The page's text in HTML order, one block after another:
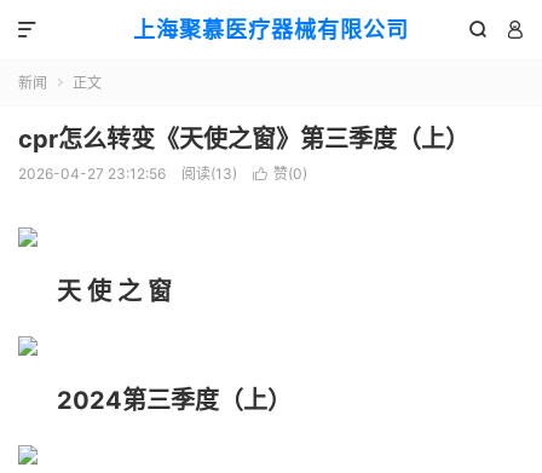
上海聚慕医疗器械有限公司  

新闻  正文
cpr怎么转变《天使之窗》第三季度（上）
2026-04-27 23:12:56 阅读(13)  赞(0)
天 使 之 窗
2024第三季度（上）